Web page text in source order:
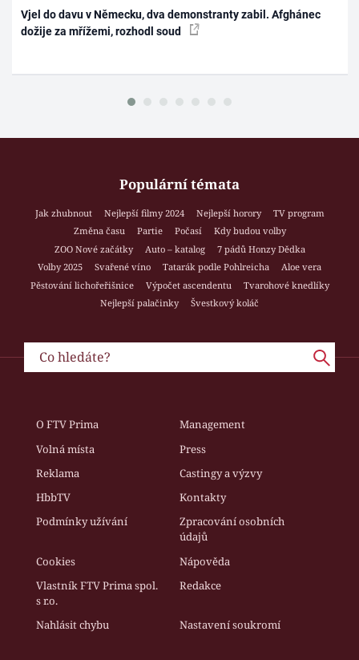
Vjel do davu v Německu, dva demonstranty zabil. Afghánec
dožije za mřížemi, rozhodl soud
Populární témata
Jak zhubnout Nejlepší filmy 2024 Nejlepší horory
TV program
Změna času
Partie Počasí
Kdy budou volby
ZOO Nové začátky
Auto – katalog
7 pádů Honzy Dědka
Volby 2025
Svařené víno Tatarák podle Pohlreicha
Aloe vera
Pěstování lichořeřišnice
Výpočet ascendentu
Tvarohové knedlíky
Nejlepší palačinky
Švestkový koláč
O FTV Prima
Management
Volná místa
Press
Reklama
Castingy a výzvy
HbbTV
Kontakty
Podmínky užívání
Zpracování osobních
údajů
Cookies
Nápověda
Vlastník FTV Prima spol.
s r.o.
Redakce
Nahlásit chybu Nastavení soukromí